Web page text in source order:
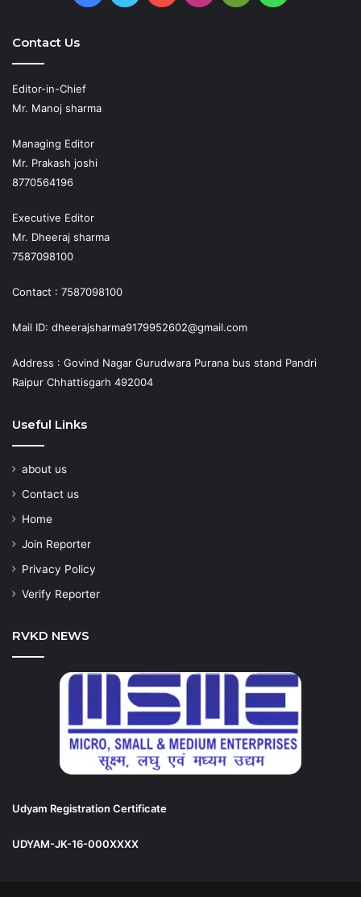
Contact Us
Editor-in-Chief
Mr. Manoj sharma
Managing Editor
Mr. Prakash joshi
8770564196
Executive Editor
Mr. Dheeraj sharma
7587098100
Contact : 7587098100
Mail ID: dheerajsharma9179952602@gmail.com
Address : Govind Nagar Gurudwara Purana bus stand Pandri
Raipur Chhattisgarh 492004
Useful Links
about us
Contact us
Home
Join Reporter
Privacy Policy
Verify Reporter
RVKD NEWS
Udyam Registration Certificate
UDYAM-JK-16-000XXXX